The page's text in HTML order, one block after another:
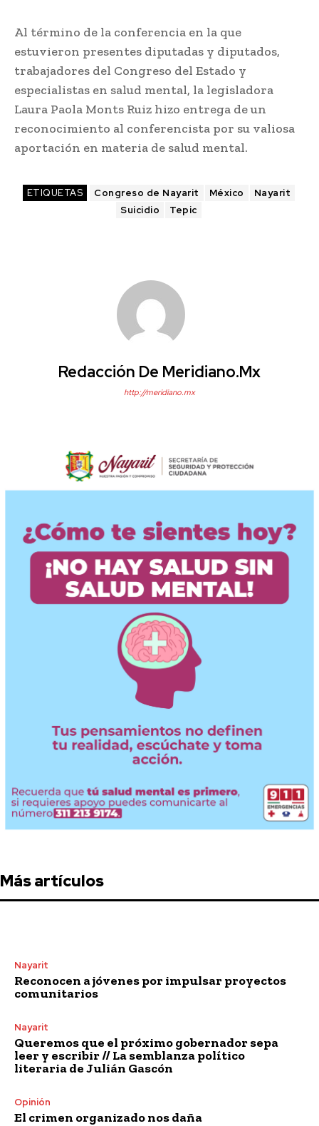
Al término de la conferencia en la que
estuvieron presentes diputadas y diputados,
trabajadores del Congreso del Estado y
especialistas en salud mental, la legisladora
Laura Paola Monts Ruiz hizo entrega de un
reconocimiento al conferencista por su valiosa
aportación en materia de salud mental.
ETIQUETAS Congreso de Nayarit México
Nayarit
Suicidio
Tepic
Redacción De Meridiano.mx
http://meridiano.mx
Más artículos
Nayarit
Reconocen a jóvenes por impulsar proyectos
comunitarios
Nayarit
Queremos que el próximo gobernador sepa
leer y escribir // La semblanza político
literaria de Julián Gascón
Opinión
El crimen organizado nos daña